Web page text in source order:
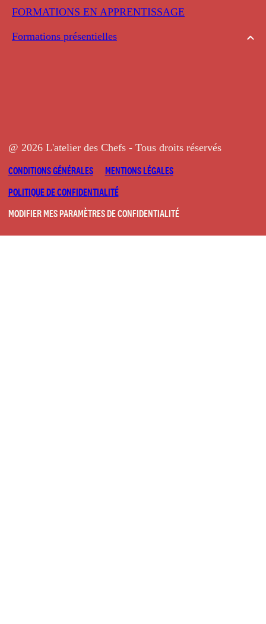
FORMATIONS EN APPRENTISSAGE
Formations présentielles
@ 2026 L'atelier des Chefs - Tous droits réservés
CONDITIONS GÉNÉRALES
MENTIONS LÉGALES
POLITIQUE DE CONFIDENTIALITÉ
MODIFIER MES PARAMÈTRES DE CONFIDENTIALITÉ